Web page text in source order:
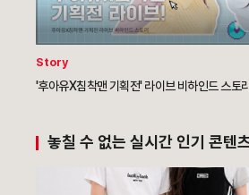
Story
'후아유X침착맨 기획전' 라이브 비하인드 스토리
놓칠 수 없는 실시간 인기 콘텐